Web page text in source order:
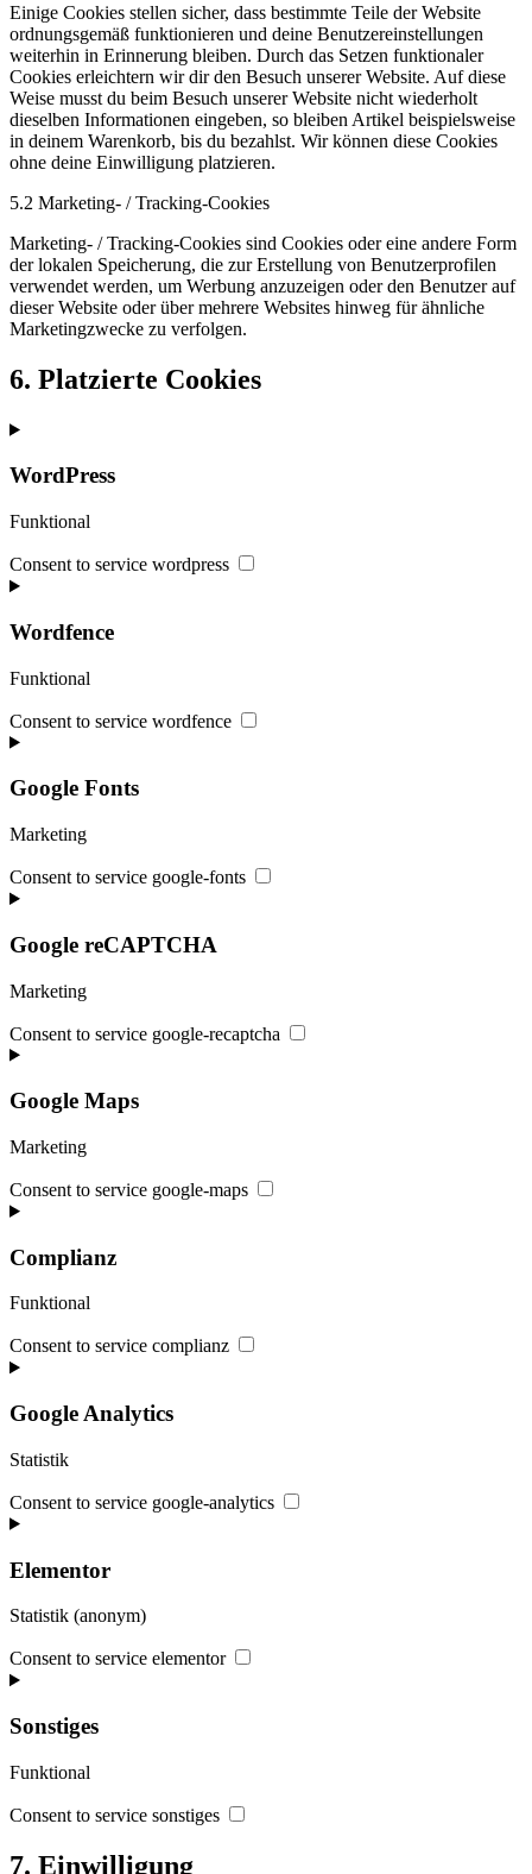
Einige Cookies stellen sicher, dass bestimmte Teile der Website
ordnungsgemäß funktionieren und deine Benutzereinstellungen
weiterhin in Erinnerung bleiben. Durch das Setzen funktionaler
Cookies erleichtern wir dir den Besuch unserer Website. Auf diese
Weise musst du beim Besuch unserer Website nicht wiederholt
dieselben Informationen eingeben, so bleiben Artikel beispielsweise
in deinem Warenkorb, bis du bezahlst. Wir können diese Cookies
ohne deine Einwilligung platzieren.
5.2 Marketing- / Tracking-Cookies
Marketing- / Tracking-Cookies sind Cookies oder eine andere Form
der lokalen Speicherung, die zur Erstellung von Benutzerprofilen
verwendet werden, um Werbung anzuzeigen oder den Benutzer auf
dieser Website oder über mehrere Websites hinweg für ähnliche
Marketingzwecke zu verfolgen.
6. Platzierte Cookies
WordPress
Funktional
Consent to service wordpress
Wordfence
Funktional
Consent to service wordfence
Google Fonts
Marketing
Consent to service google-fonts
Google reCAPTCHA
Marketing
Consent to service google-recaptcha
Google Maps
Marketing
Consent to service google-maps
Complianz
Funktional
Consent to service complianz
Google Analytics
Statistik
Consent to service google-analytics
Elementor
Statistik (anonym)
Consent to service elementor
Sonstiges
Funktional
Consent to service sonstiges
7. Einwilligung